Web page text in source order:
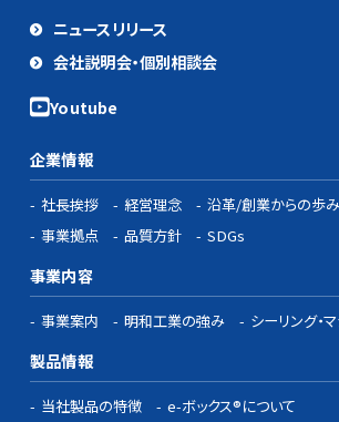
ニュースリリース
会社説明会・個別相談会
企業情報
社長挨拶 経営理念 沿革/創業からの歩み
事業拠点
品質方針 SDGs
事業内容
事業案内 明和工業の強み シーリング・
製品情報
当社製品の特徴
e-ボックス®について